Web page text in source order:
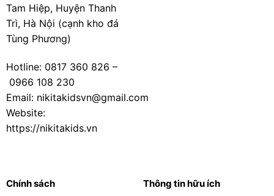
Tam Hiệp, Huyện Thanh
Trì, Hà Nội (cạnh kho đá
Tùng Phương)
Hotline: 0817 360 826 –
0966 108 230
Email: nikitakidsvn@gmail.com
Website:
https://nikitakids.vn
Chính sách Thông tin hữu ích